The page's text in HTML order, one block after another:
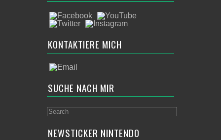
KONTAKTIERE MICH
SUCHE NACH MIR
NEWSTICKER NINTENDO